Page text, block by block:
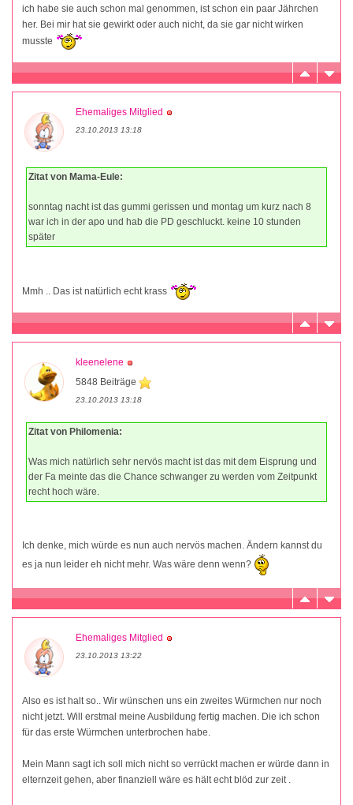
ich habe sie auch schon mal genommen, ist schon ein paar Jährchen
her. Bei mir hat sie gewirkt oder auch nicht, da sie gar nicht wirken
musste
Ehemaliges Mitglied
23.10.2013 13:18
Zitat von Mama-Eule:
sonntag nacht ist das gummi gerissen und montag um kurz nach 8
war ich in der apo und hab die PD geschluckt. keine 10 stunden
später
Mmh .. Das ist natürlich echt krass
kleenelene
5848 Beiträge
23.10.2013 13:18
Zitat von Philomenia:
Was mich natürlich sehr nervös macht ist das mit dem Eisprung und
der Fa meinte das die Chance schwanger zu werden vom Zeitpunkt
recht hoch wäre.
Ich denke, mich würde es nun auch nervös machen. Ändern kannst du
es ja nun leider eh nicht mehr. Was wäre denn wenn?
Ehemaliges Mitglied
23.10.2013 13:22
Also es ist halt so.. Wir wünschen uns ein zweites Würmchen nur noch
nicht jetzt. Will erstmal meine Ausbildung fertig machen. Die ich schon
für das erste Würmchen unterbrochen habe.
Mein Mann sagt ich soll mich nicht so verrückt machen er würde dann in
elternzeit gehen, aber finanziell wäre es hält echt blöd zur zeit .